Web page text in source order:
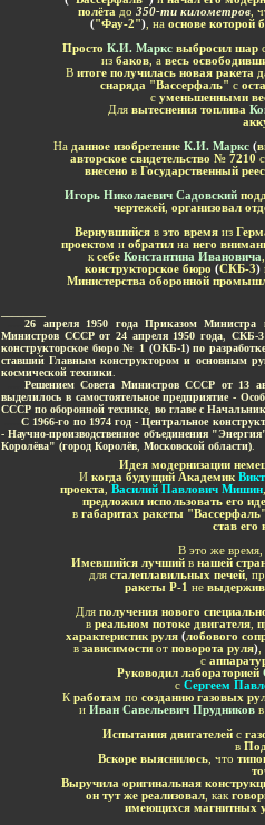
полёта до 350-ти километров ,
("Фау-2"), на основе которой
Просто К.И. Маркс выбросил шар
избаков, а весь
В итоге получилась новая ракета
снаряда "Вассерфаль" с
с уменьшенными
Для вытеснения топлива
На данное изобретение К.И. Маркс (
авторское свидетельство № 7210
внесено в Государственный
Игорь Николаевич Садовский
чертежей организовал
Вернувшийся в это время из
проектом и обратил на него
к себе Константина Ивановича
конструкторское бюро (СКБ-3)
Министерства оборонной
.....26 апреля 1950 года Приказом Министра
Министров СССР от 24 апреля 1950 года
СКБ-
конструкторское бюро № 1 (ОКБ-1) по
ставший Главным конструктором и основным
космической техники
Решением Совета Министров СССР от 13
выделилось в самостоятельное предприятие-
СССР по оборонной технике во главе с
.....С 1966-го по 1974 год -Центральное
- Научно-производственное объединения
Королёва" (город Королёв Московской области)
Идея модернизации
И когда будущий Академик
проекта
Василий Павлович Мишин
предложил использовать его
вгабаритах ракеты
став
В это же время,
Имевшийся лучший в нашей
длясталеплавильных печей,
ракеты Р-1 не
Для получения нового
в реальном потоке двигателя
характеристик руля (лобового
в зависимости от поворота руля)
с
Руководил лабораторией
с Сергеем
К работам по созданию газовых
и Иван Савельевич Прудников
Испытания двигателей с
в
Вскоре выяснилось, что
Выручила оригинальная
он тут же реализовал , как
имеющихся магнитных